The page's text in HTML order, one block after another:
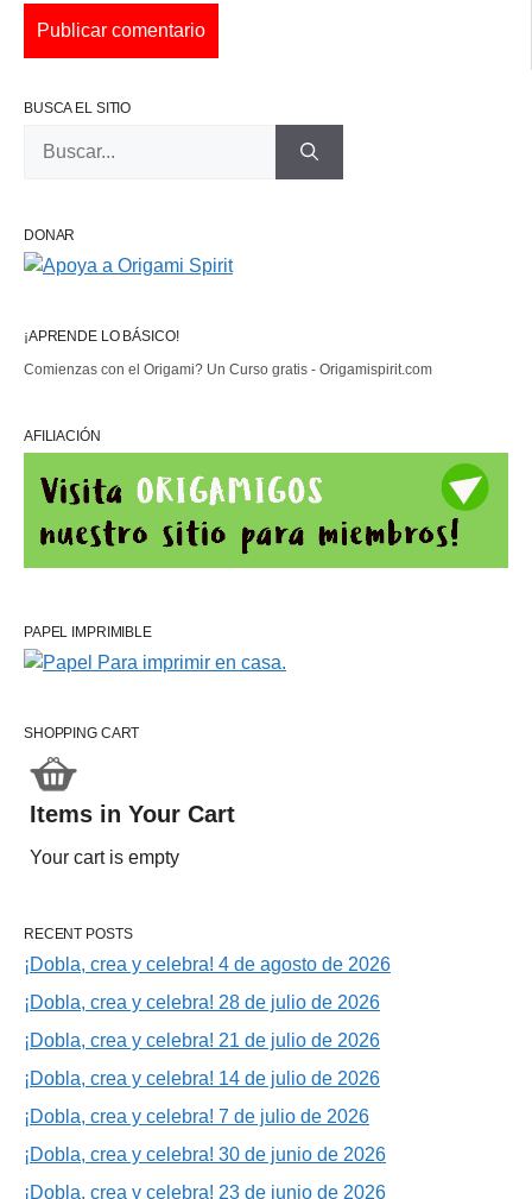
BUSCA EL SITIO
DONAR
¡APRENDE LO BÁSICO!
Comienzas con el Origami? Un Curso gratis - Origamispirit.com
AFILIACIÓN
PAPEL IMPRIMIBLE
SHOPPING CART
Items in Your Cart
Your cart is empty
RECENT POSTS
¡Dobla, crea y celebra! 4 de agosto de 2026
¡Dobla, crea y celebra! 28 de julio de 2026
¡Dobla, crea y celebra! 21 de julio de 2026
¡Dobla, crea y celebra! 14 de julio de 2026
¡Dobla, crea y celebra! 7 de julio de 2026
¡Dobla, crea y celebra! 30 de junio de 2026
¡Dobla, crea y celebra! 23 de junio de 2026